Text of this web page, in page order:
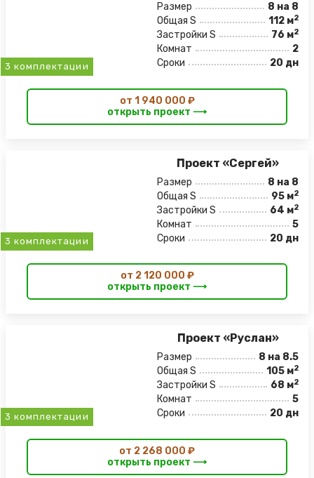
3 комплектации
Размер
8 на 8
Общая S
112 м2
Застройки S 76 м2
Комнат
2
Сроки
20 дн
от 1 940 000 ₽
открыть проект ⟶
3 комплектации
Проект «Сергей»
Размер
8 на 8
Общая S
95 м2
Застройки S 64 м2
Комнат
5
Сроки
20 дн
от 2 120 000 ₽
открыть проект ⟶
3 комплектации
Проект «Руслан»
Размер
8 на 8.5
Общая S
105 м2
Застройки S 68 м2
Комнат
5
Сроки
20 дн
от 2 268 000 ₽
открыть проект ⟶